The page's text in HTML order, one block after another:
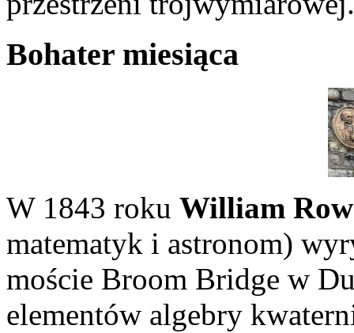
Bohater miesiąca
W 1843 roku William
matematyk i astronom)
moście Broom Bridge w
elementów algebry